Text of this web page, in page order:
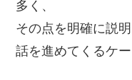
多く、
その点を明確に説
話を進めてくるケ